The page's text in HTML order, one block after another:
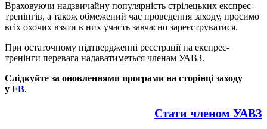
Враховуючи надзвичайну популярність стрілецьких експрес-
тренінгів, а також обмежений час проведення заходу, просимо
всіх охочих взяти в них участь завчасно зареєструватися.
При остаточному підтвердженні реєстрації на експрес-
тренінги перевага надаватиметься членам УАВЗ.
Слідкуйте за оновленнями програми на сторінці заходу
у FB.
Стати членом УАВЗ